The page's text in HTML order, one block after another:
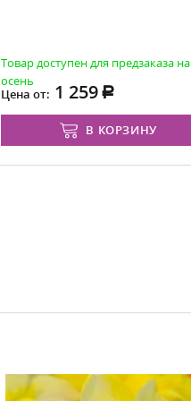
Товар доступен для предзаказа на
осень
Цена от: 1 259
В КОРЗИНУ